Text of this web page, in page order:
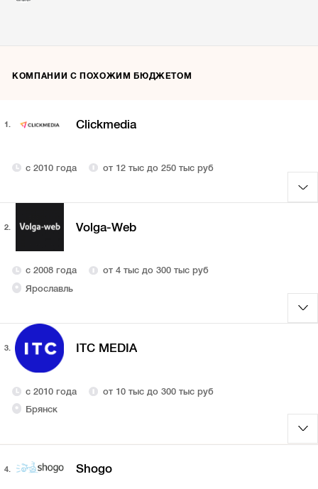
КОМПАНИИ С ПОХОЖИМ БЮДЖЕТОМ
1. Clickmedia
с 2010 года от 12 тыс до 250 тыс руб
2. Volga-Web
с 2008 года
от 4 тыс до 300 тыс руб
Ярославль
3. ITC MEDIA
с 2010 года
от 10 тыс до 300 тыс руб
Брянск
4. Shogo